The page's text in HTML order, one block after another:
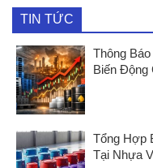
TIN TỨC
Thông
Biến Động
Tổng Hợp
Tại Nhựa